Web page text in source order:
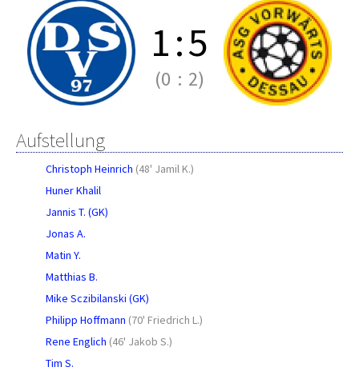
1:5
(0 : 2)
Aufstellung
Christoph Heinrich (48' Jamil K.)
Huner Khalil
Jannis T. (GK)
Jonas A.
Matin Y.
Matthias B.
Mike Sczibilanski (GK)
Philipp Hoffmann (70' Friedrich L.)
Rene Englich (46' Jakob S.)
Tim S.